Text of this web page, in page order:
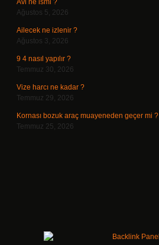
Avi ne ismi ?
Ağustos 5, 2026
Ailecek ne izlenir ?
Ağustos 3, 2026
9 4 nasıl yapılır ?
Temmuz 30, 2026
Vize harcı ne kadar ?
Temmuz 29, 2026
Kornası bozuk araç muayeneden geçer mi ?
Temmuz 25, 2026